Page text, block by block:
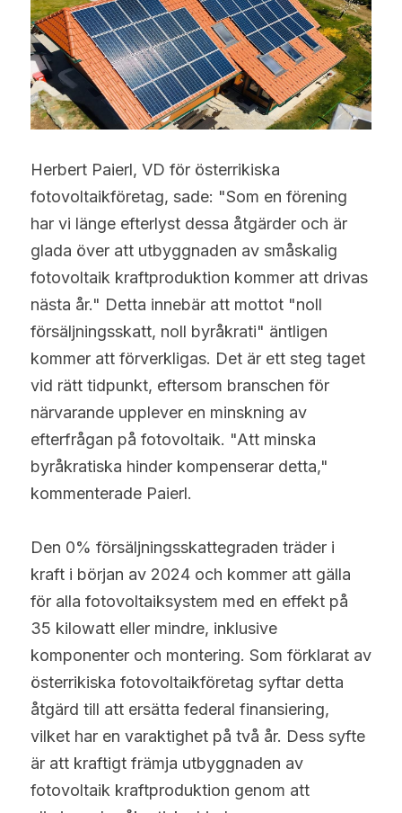
Herbert Paierl, VD för österrikiska
fotovoltaikföretag, sade: "Som en förening
har vi länge efterlyst dessa åtgärder och är
glada över att utbyggnaden av småskalig
fotovoltaik kraftproduktion kommer att drivas
nästa år." Detta innebär att mottot "noll
försäljningsskatt, noll byråkrati" äntligen
kommer att förverkligas. Det är ett steg taget
vid rätt tidpunkt, eftersom branschen för
närvarande upplever en minskning av
efterfrågan på fotovoltaik. "Att minska
byråkratiska hinder kompenserar detta,"
kommenterade Paierl.
Den 0% försäljningsskattegraden träder i
kraft i början av 2024 och kommer att gälla
för alla fotovoltaiksystem med en effekt på
35 kilowatt eller mindre, inklusive
komponenter och montering. Som förklarat av
österrikiska fotovoltaikföretag syftar detta
åtgärd till att ersätta federal finansiering,
vilket har en varaktighet på två år. Dess syfte
är att kraftigt främja utbyggnaden av
fotovoltaik kraftproduktion genom att